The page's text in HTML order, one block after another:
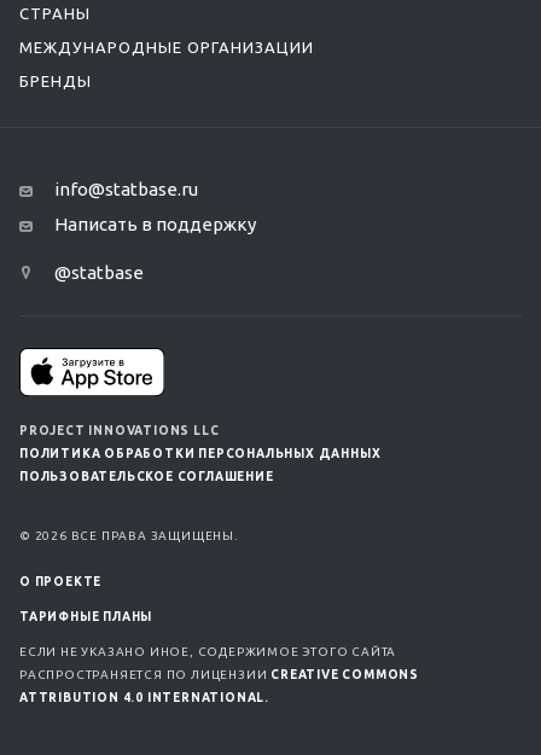
СТРАНЫ
МЕЖДУНАРОДНЫЕ ОРГАНИЗАЦИИ
БРЕНДЫ
info@statbase.ru
Написать в поддержку
@statbase
PROJECT INNOVATIONS LLC
ПОЛИТИКА ОБРАБОТКИ ПЕРСОНАЛЬНЫХ ДАННЫХ
ПОЛЬЗОВАТЕЛЬСКОЕ СОГЛАШЕНИЕ
© 2026 ВСЕ ПРАВА ЗАЩИЩЕНЫ.
О ПРОЕКТЕ
ТАРИФНЫЕ ПЛАНЫ
ЕСЛИ НЕ УКАЗАНО ИНОЕ, СОДЕРЖИМОЕ ЭТОГО САЙТА
РАСПРОСТРАНЯЕТСЯ ПО ЛИЦЕНЗИИ CREATIVE COMMONS
ATTRIBUTION 4.0 INTERNATIONAL.